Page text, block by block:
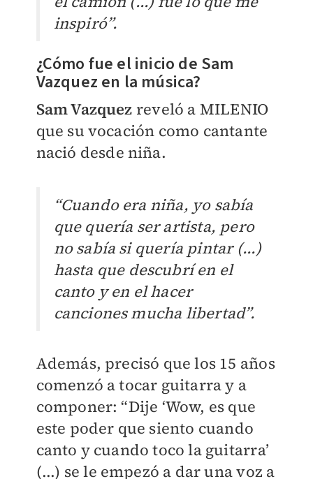
inspiró”.
¿Cómo fue el inicio de Sam
Vazquez en la música?
Sam Vazquez reveló a MILENIO
que su vocación como cantante
nació desde niña.
“Cuando era niña, yo sabía
que quería ser artista, pero
no sabía si quería pintar (...)
hasta que descubrí en el
canto y en el hacer
canciones mucha libertad”.
Además, precisó que los 15 años
comenzó a tocar guitarra y a
componer: “Dije ‘Wow, es que
este poder que siento cuando
canto y cuando toco la guitarra’
(...) se le empezó a dar una voz a